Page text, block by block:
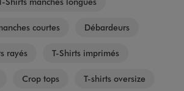
courtes Débardeurs
rayés T-Shirts imprimés
Crop tops T-shirts oversize